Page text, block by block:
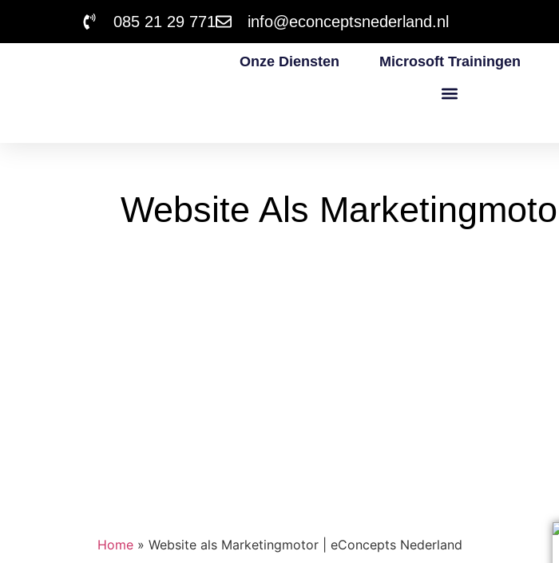
085 21 29 771 info@econceptsnederland.nl
Onze Diensten Microsoft Trainingen
Website Als
Home » Website als Marketingmotor | eConcepts Nederland